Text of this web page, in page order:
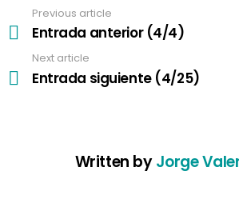
i
g
t
more
Previous article
Entrada anterior (4/4)
Next article
Entrada siguiente (4/25)
Written byJorge